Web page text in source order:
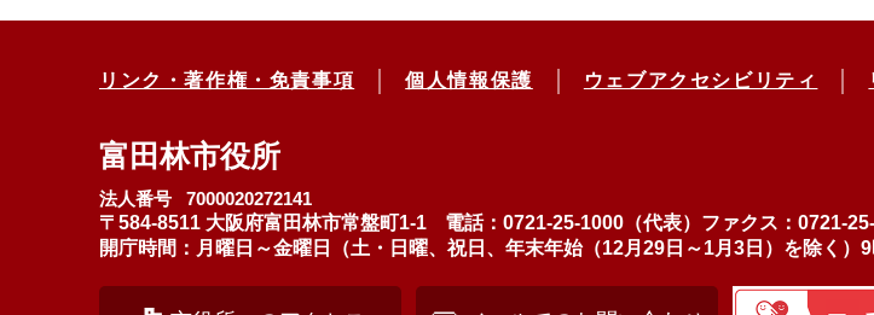
リンク・著作権・免責事項 個人情報保護 ウェブアクセシビリティ
富田林市役所
法人番号 7000020272141
〒584-8511 大阪府富田林市常盤町1-1
電話：0721-25-1000（代表） ファクス：0721-
開庁時間：月曜日～金曜日（土・日曜、祝日、年末年始（12月29日～1月3日）を除く）